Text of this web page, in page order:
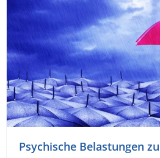
Psychische Belastungen